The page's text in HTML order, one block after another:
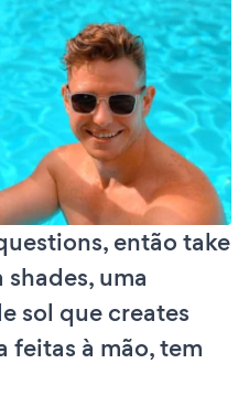
então take
uma
sol que creates
feitas à mão, tem